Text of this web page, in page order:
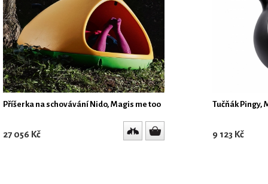
Příšerka na schovávání Nido, Magis me too
27 056 Kč
Tučňák Pingy,
9 123 Kč